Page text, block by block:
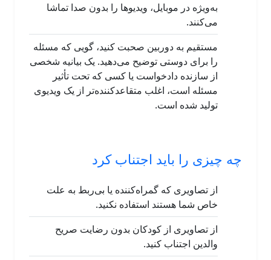
به‌ویژه در موبایل، ویدیوها را بدون صدا تماشا
می‌کنند.
مستقیم به دوربین صحبت کنید، گویی که مسئله
را برای دوستی توضیح می‌دهید. یک بیانیه شخصی
از سازنده دادخواست یا کسی که تحت تأثیر
مسئله است، اغلب متقاعدکننده‌تر از یک ویدیوی
تولید شده است.
چه چیزی را باید اجتناب کرد
از تصاویری که گمراه‌کننده یا بی‌ربط به علت
خاص شما هستند استفاده نکنید.
از تصاویری از کودکان بدون رضایت صریح
والدین اجتناب کنید.